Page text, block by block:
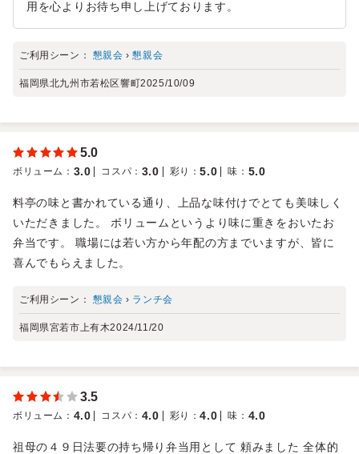
用を心よりお待ち申し上げております。
ご利用シーン： 懇親会 ›懇親会
福岡県北九州市若松区響町2025/10/09
5.0
ボリューム ： 3.0 コスパ ： 3.0 彩り ：5.0 味 ： 5.0
料亭の味と書かれている通り、上品な味付けでとても美味しく
いただきました。 ボリュームというより味に重きをおいたお
弁当です。 職場には若い方から年配の方までいますが、皆に
喜んでもらえました。
ご利用シーン： 懇親会 › ランチ会
福岡県宮若市上有木2024/11/20
3.5
ボリューム ： 4.0 コスパ ： 4.0 彩り ：4.0 味 ： 4.0
祖母の４９日法要の持ち帰り弁当用として 頼みました 全体的